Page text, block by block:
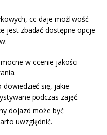
co daje możliwość
jest zbadać dostępne opcje
w ocenie jakości
dowiedzieć się, jakie
podczas zajęć.
dojazd może być
uwzględnić.